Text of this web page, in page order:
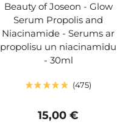
Beauty of Joseon - Glow
Serum Propolis and
Niacinamide - Serums ar
propolisu un niacinamīdu
- 30ml
475
15,00 €